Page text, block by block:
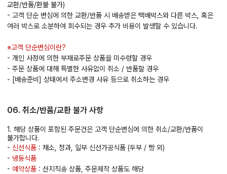
교환/반품/환불 불가)
- 고객 단순 변심에 의한 교환/반품 시 배송받은 택배박스와 다른 박스, 혹은
여러 박스로 소분하여 회수되는 경우 추가 비용이 발생할 수 있습니다.
※고객 단순변심이란?
- 개인 사정에 의한 부재로주문 상품을 미수령할 경우
- 주문 상품에 대해 특별한 사유없이 취소 / 반품할 경우
- [배송준비] 상태에서 주소변경 사유 등으로 취소하는 경우
06. 취소/반품/교환 불가 사항
1. 해당 상품이 포함된 주문건은 고객 단순변심에 의한 취소/교환/반품이
불가합니다.
- 신선식품 : 채소, 청과, 일부 신선가공식품 (두부 / 빵 외)
- 냉동식품
- 예약상품 : 산지직송 상품, 주문제작 상품도 해당